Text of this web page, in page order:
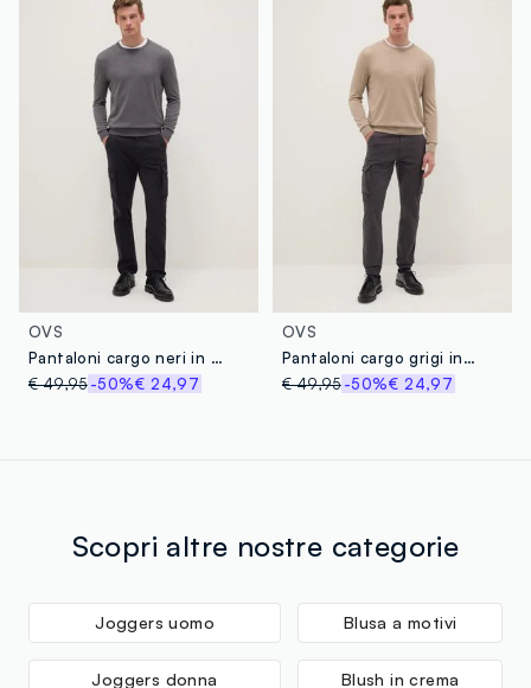
OVS
Pantaloni cargo neri in cotone elasticizzato slim fit
€ 49,95-50%€ 24,97
OVS
Pantaloni cargo grigi in cotone elasticizzato slim fit
€ 49,95 -50%€ 24,97
Scopri altre nostre categorie
Joggers uomo Blusa a motivi
Joggers donna Blush in crema